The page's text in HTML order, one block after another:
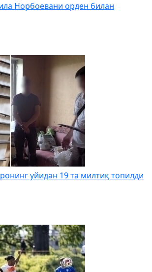
Норбоевани орден билан
уйидан 19 та милтиқ топилди